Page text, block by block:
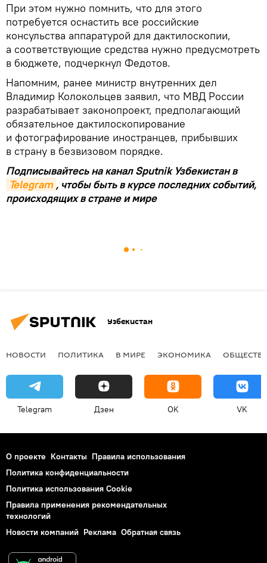
При этом нужно помнить, что для этого
потребуется оснастить все российские
консульства аппаратурой для дактилоскопии,
а соответствующие средства нужно предусмотреть
в бюджете, подчеркнул Федотов.
Напомним, ранее министр внутренних дел
Владимир Колокольцев заявил, что МВД России
разрабатывает законопроект, предполагающий
обязательное дактилоскопирование
и фотографирование иностранцев, прибывших
в страну в безвизовом порядке.
Подписывайтесь на канал Sputnik Узбекистан в
Telegram , чтобы быть в курсе последних событий,
происходящих в стране и мире
Узбекистан
НОВОСТИ ПОЛИТИКА В МИРЕ ЭКОНОМИКА
Telegram Дзен OK VK
О проекте Контакты Правила использования
Политика конфиденциальности
Политика использования Cookie
Правила применения рекомендательных
технологий
Новости компаний Реклама Обратная связь